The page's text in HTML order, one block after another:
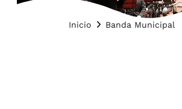
Inicio Banda Municipal